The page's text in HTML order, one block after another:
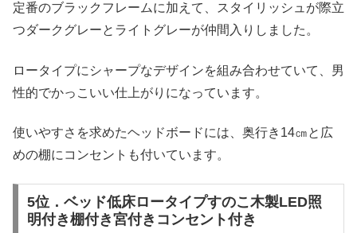
定番のブラックフレームに加えて、スタイリッシュが際立
つダークグレーとライトグレーが仲間入りしました。
ロータイプにシャープなデザインを組み合わせていて、男
性的でかっこいい仕上がりになっています。
使いやすさを求めたヘッドボードには、奥行き14㎝と広
めの棚にコンセントも付いています。
5位．ベッド低床ロータイプすのこ木製LED照
明付き棚付き宮付きコンセント付き